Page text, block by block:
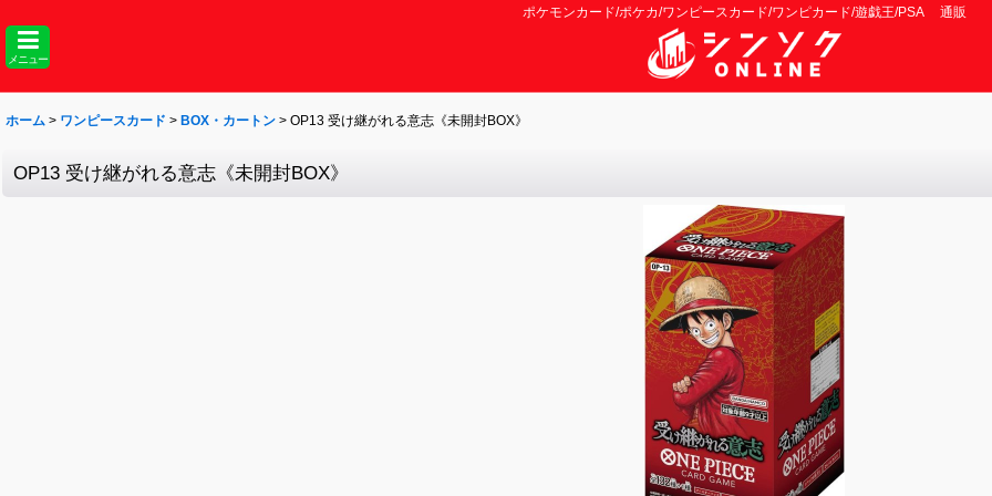
ポケモンカード/ポケカ/ワンピースカード/ワンピカード/遊戯王/PSA 通販
メニュー
ホーム > ワンピースカード > BOX・カートン > OP13 受け継がれる意志《未開封BOX》
OP13 受け継がれる意志《未開封BOX》